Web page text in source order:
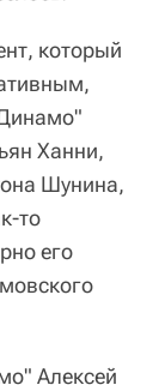
который
Ханни,
Шунина,
то
его
Алексей